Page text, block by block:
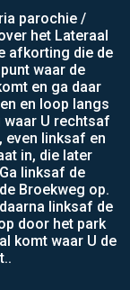
parochie /
het Lateraal
afkorting die de
waar de
en ga daar
en loop langs
waar U rechtsaf
even linksaf en
in, die later
linksaf de
Broekweg op.
linksaf de
door het park
komt waar U de